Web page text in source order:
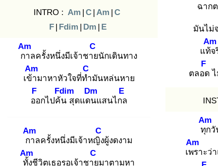
INTRO : Am | C | Am | C
F | Fdim | Dm | E
กา
Am
ลครั้งหนึ่งมีเจ้าชาย
C
นักเดินทาง
เข้า
Am
มาหาหัวใจที่ทำ
C
มันหล่นหาย
ออ
F
กไปค้น
Fdim
สุดแดน
Dm
แสนไกล
E
กา
Am
ลครั้งหนึ่งมีเจ้าหญิง
C
ผู้งดงาม
ทั้ง
Am
ชีวิตเธอรอเจ้าชาย
C
มาตามหา
ฉาก
มันไม่
แท้จ
Am
ตลอด
F
ไ
ทุก
Am
เพร
Am
าะว่